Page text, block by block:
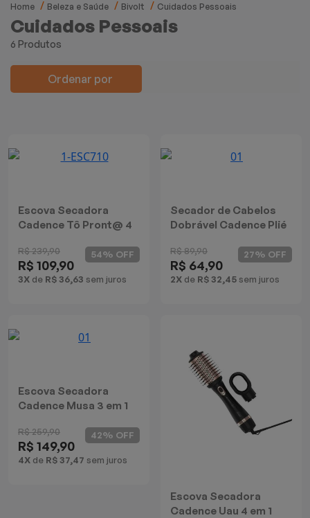
Home Beleza e Saúde Bivolt Cuidados Pessoais
Cuidados Pessoais
6 Produtos
Ordenar por
Escova Secadora
Cadence Tô Pront@ 4
R$ 239,90
R$ 109,90
3X de R$ 36,63 sem juros
54% OFF
Secador de Cabelos
Dobrável Cadence Plié
R$ 89,90
R$ 64,90
2X de R$ 32,45 sem juros
27% OFF
Escova Secadora
Cadence Musa 3 em 1
R$ 259,90
R$ 149,90
4X de R$ 37,47 sem juros
42% OFF
Escova Secadora
Cadence Uau 4 em 1
Coifas
Máquina de Waffle
Cooktops
Batedeiras